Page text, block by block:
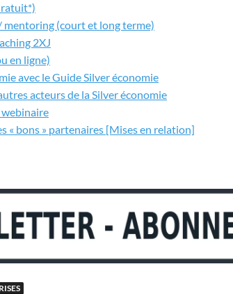
mentoring (court et long terme)
2XJ
en ligne)
avec le Guide Silver économie
acteurs de la Silver économie
« bons » partenaires [Mises en relation]